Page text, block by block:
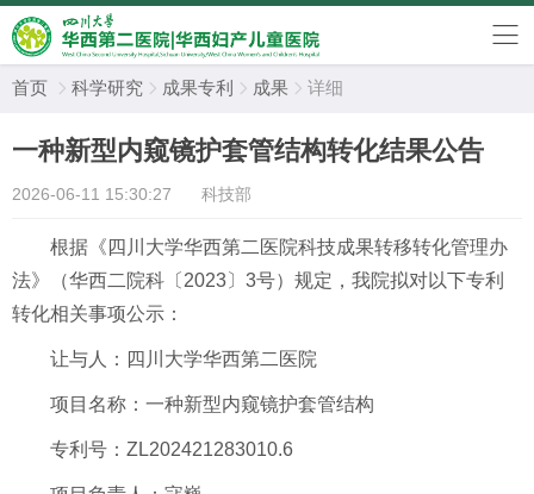
首页  科学研究  成果专利  成果  详细
一种新型内窥镜护套管结构转化结果公告
2026-06-11 15:30:27 科技部
根据《四川大学华西第二医院科技成果转移转化管理办
法》（华西二院科〔2023〕3号）规定，我院拟对以下专利
转化相关事项公示：
让与人：四川大学华西第二医院
项目名称：一种新型内窥镜护套管结构
专利号：ZL202421283010.6